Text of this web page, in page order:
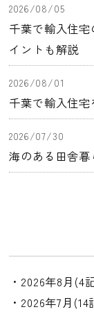
2026/08/05
千葉で輸入住
イントも解説
2026/08/01
千葉で輸入住
2026/07/30
海のある田舎
・2026年8月(4
・2026年7月(14